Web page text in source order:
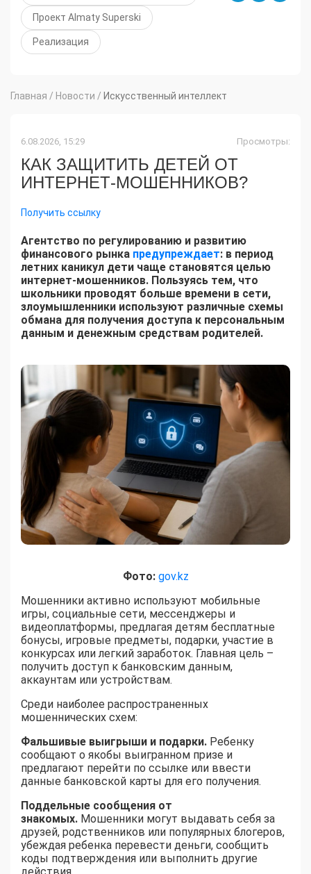
Проект Almaty Superski
Реализация
Главная / Новости / Искусственный интеллект
6.08.2026, 15:29 Просмотры:
КАК ЗАЩИТИТЬ ДЕТЕЙ ОТ
ИНТЕРНЕТ-МОШЕННИКОВ?
Получить ссылку
Агентство по регулированию и развитию
финансового рынка предупреждает: в период
летних каникул дети чаще становятся целью
интернет-мошенников. Пользуясь тем, что
школьники проводят больше времени в сети,
злоумышленники используют различные схемы
обмана для получения доступа к персональным
данным и денежным средствам родителей.
Фото:gov.kz
Мошенники активно используют мобильные
игры, социальные сети, мессенджеры и
видеоплатформы, предлагая детям бесплатные
бонусы, игровые предметы, подарки, участие в
конкурсах или легкий заработок. Главная цель –
получить доступ к банковским данным,
аккаунтам или устройствам.
Среди наиболее распространенных
мошеннических схем:
Фальшивые выигрыши и подарки. Ребенку
сообщают о якобы выигранном призе и
предлагают перейти по ссылке или ввести
данные банковской карты для его получения.
Поддельные сообщения от
знакомых. Мошенники могут выдавать себя за
друзей, родственников или популярных блогеров,
убеждая ребенка перевести деньги, сообщить
коды подтверждения или выполнить другие